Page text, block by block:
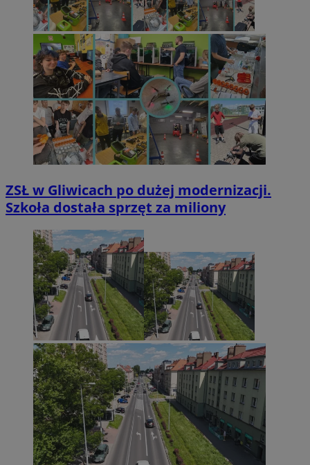
ZSŁ w Gliwicach po dużej modernizacji.
Szkoła dostała sprzęt za miliony